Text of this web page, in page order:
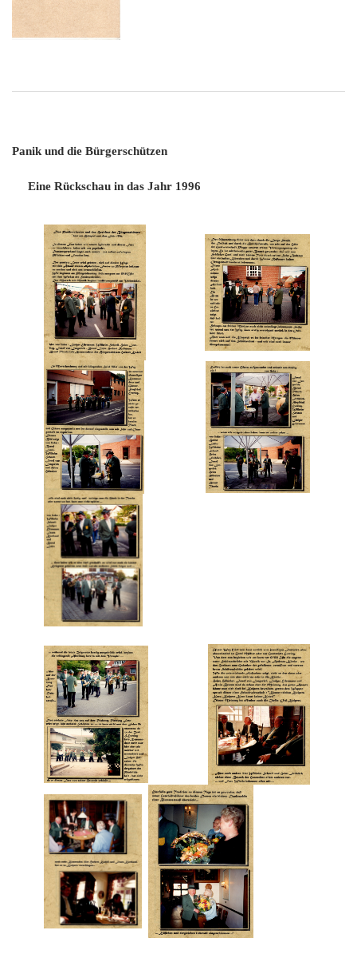
Panik und die Bürgerschützen
Eine Rückschau in das Jahr 1996